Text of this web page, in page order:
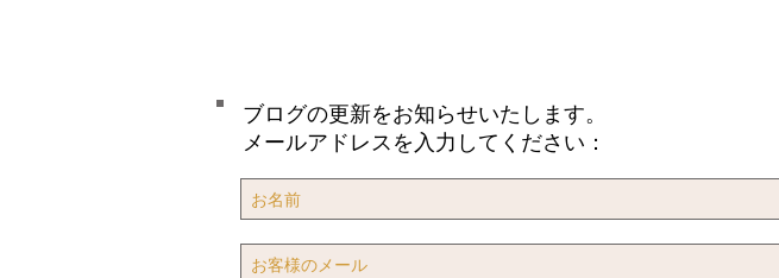
ブログの更新をお知らせいたします。
メールアドレスを入力してください：